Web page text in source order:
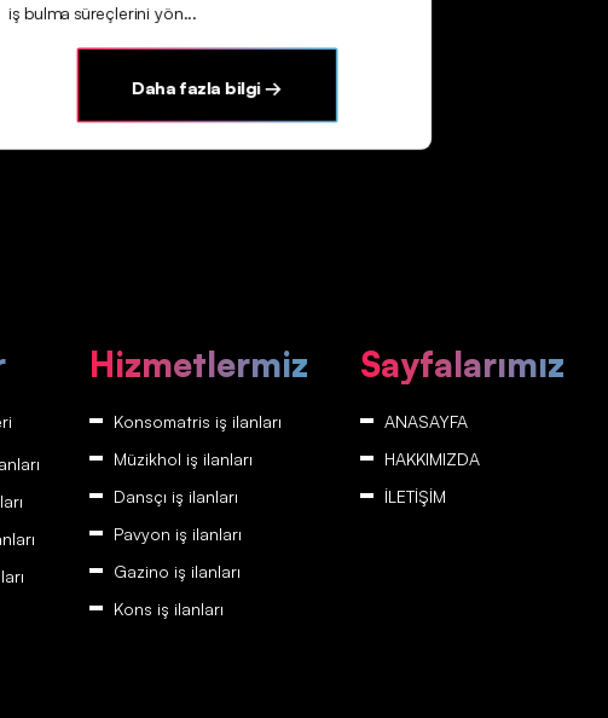
iş bulma süreçlerini yön...
Daha fazla bilgi →
Hizmetlermiz
Konsomatris iş ilanları
Müzikhol iş ilanları
Dansçı iş ilanları
Pavyon iş ilanları
Gazino iş ilanları
Kons iş ilanları
Sayfalarımız
ANASAYFA
HAKKIMIZDA
İLETİŞİM